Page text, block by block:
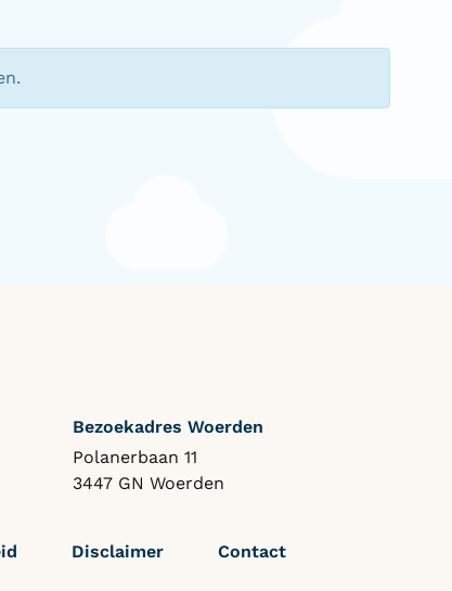
Bezoekadres Woerden
Polanerbaan 11
3447 GN Woerden
Disclaimer Contact